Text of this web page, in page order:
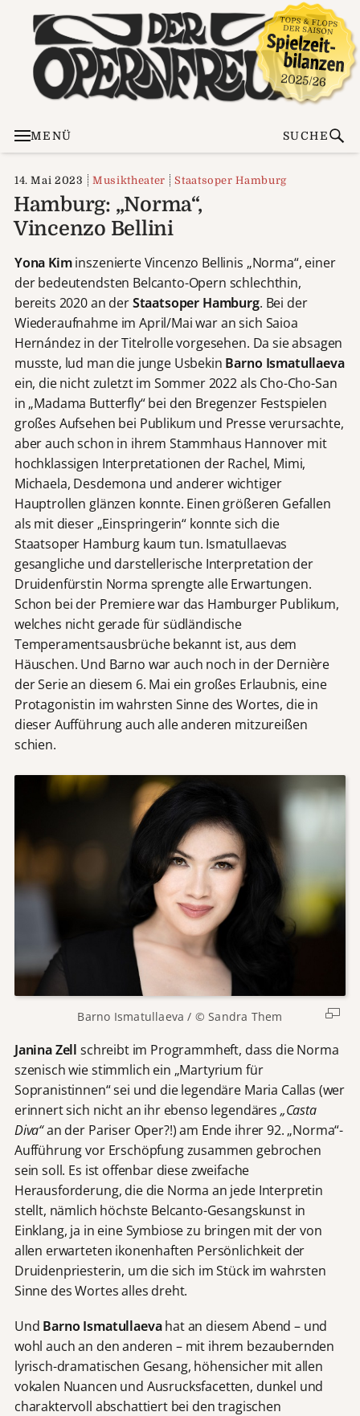
MENÜ SUCHE
14. Mai 2023 Musiktheater Staatsoper Hamburg
Hamburg: „Norma“,
Vincenzo Bellini
Yona Kiminszenierte Vincenzo Bellinis „Norma“, einer
der bedeutendsten Belcanto-Opern schlechthin,
bereits 2020 an derStaatsoper Hamburg. Bei der
Wiederaufnahme im April/Mai war an sich Saioa
Hernández in der Titelrolle vorgesehen. Da sie absagen
musste, lud man die junge Usbekin Barno Ismatullaeva
ein, die nicht zuletzt im Sommer 2022 als Cho-Cho-San
in „Madama Butterfly“ bei den Bregenzer Festspielen
großes Aufsehen bei Publikum und Presse verursachte,
aber auch schon in ihrem Stammhaus Hannover mit
hochklassigen Interpretationen der Rachel, Mimi,
Michaela, Desdemona und anderer wichtiger
Hauptrollen glänzen konnte. Einen größeren Gefallen
als mit dieser „Einspringerin“ konnte sich die
Staatsoper Hamburg kaum tun. Ismatullaevas
gesangliche und darstellerische Interpretation der
Druidenfürstin Norma sprengte alle Erwartungen.
Schon bei der Premiere war das Hamburger Publikum,
welches nicht gerade für südländische
Temperamentsausbrüche bekannt ist, aus dem
Häuschen. Und Barno war auch noch in der Dernière
der Serie an diesem 6. Mai ein großes Erlaubnis, eine
Protagonistin im wahrsten Sinne des Wortes, die in
dieser Aufführung auch alle anderen mitzureißen
schien.
Barno Ismatullaeva / © Sandra Them
Janina Zell schreibt im Programmheft, dass die Norma
szenisch wie stimmlich ein „Martyrium für
Sopranistinnen“ sei und die legendäre Maria Callas (wer
erinnert sich nicht an ihr ebenso legendäres „Casta
Diva“an der Pariser Oper?!) am Ende ihrer 92. „Norma“-
Aufführung vor Erschöpfung zusammen gebrochen
sein soll. Es ist offenbar diese zweifache
Herausforderung, die die Norma an jede Interpretin
stellt, nämlich höchste Belcanto-Gesangskunst in
Einklang, ja in eine Symbiose zu bringen mit der von
allen erwarteten ikonenhaften Persönlichkeit der
Druidenpriesterin, um die sich im Stück im wahrsten
Sinne des Wortes alles dreht.
Und Barno Ismatullaevahat an diesem Abend – und
wohl auch an den anderen – mit ihrem bezaubernden
lyrisch-dramatischen Gesang, höhensicher mit allen
vokalen Nuancen und Ausrucksfacetten, dunkel und
charaktervoll abschattiert bei den tragischen